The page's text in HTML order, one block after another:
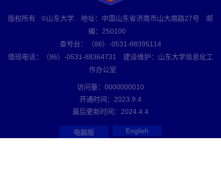
版权所有 ©山东大学 地址：中国山东省济南市山大南路27号 邮
编：250100
查号台：（86）-0531-88395114
值班电话：（86）-0531-88364731 建设维护：山东大学信息化工
作办公室
访问量： 0000000010
开通时间： 2023 9 4
最后更新时间： 2024 4 4
电脑版 English